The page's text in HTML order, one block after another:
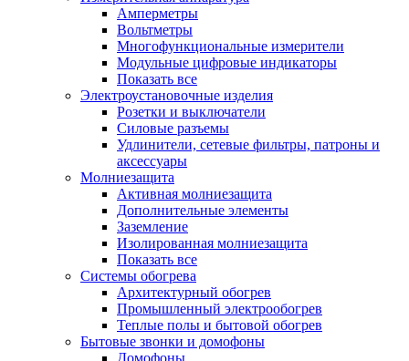
Амперметры
Вольтметры
Многофункциональные измерители
Модульные цифровые индикаторы
Показать все
Электроустановочные изделия
Розетки и выключатели
Силовые разъемы
Удлинители, сетевые фильтры, патроны и
аксессуары
Молниезащита
Активная молниезащита
Дополнительные элементы
Заземление
Изолированная молниезащита
Показать все
Системы обогрева
Архитектурный обогрев
Промышленный электрообогрев
Теплые полы и бытовой обогрев
Бытовые звонки и домофоны
Домофоны